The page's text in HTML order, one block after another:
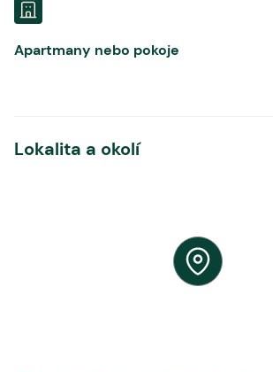
Apartmany nebo pokoje
Lokalita a okolí